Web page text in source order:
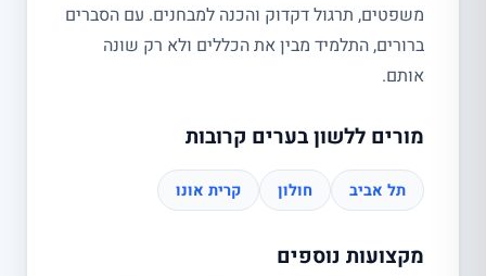
משפטים, תרגול דקדוק והכנה למבחנים. עם הסברים
ברורים, התלמיד מבין את הכללים ולא רק שונה
אותם.
מורים ללשון בערים קרובות
תל אביב חולון קרית אונו
מקצועות נוספים